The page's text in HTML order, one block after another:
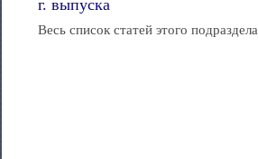
г. выпуска
Весь список статей этого подраздела